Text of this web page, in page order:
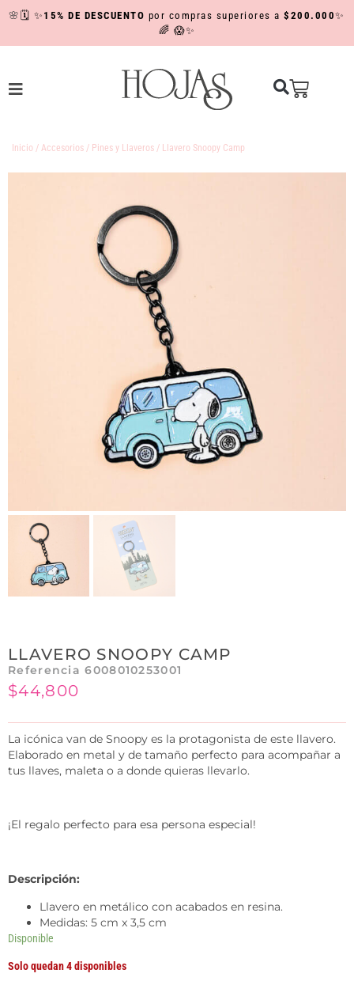
🌸 🗓️ ✨ 15% DE DESCUENTO por compras superiores a$200.000✨
🌈 😱✨
Inicio / Accesorios / Pines y Llaveros / Llavero Snoopy Camp
LLAVERO SNOOPY CAMP
Referencia 6008010253001
$44,800
La icónica van de Snoopy es la protagonista de este llavero.
Elaborado en metal y de tamaño perfecto para acompañar a
tus llaves, maleta o a donde quieras llevarlo.
¡El regalo perfecto para esa persona especial!
Descripción:
Llavero en metálico con acabados en resina.
Medidas: 5 cm x 3,5 cm
Disponible
Solo quedan 4 disponibles